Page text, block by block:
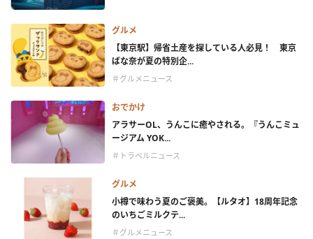
グルメ
【東京駅】帰省土産を探している人必見！ 東京
ばな奈が夏の特別企...
＃グルメニュース
おでかけ
アラサーOL、うんこに癒やされる。『うんこミュ
ージアム YOK...
＃トラベルニュース
グルメ
小樽で味わう夏のご褒美。【ルタオ】18周年記念
のいちごミルクテ...
＃グルメニュース